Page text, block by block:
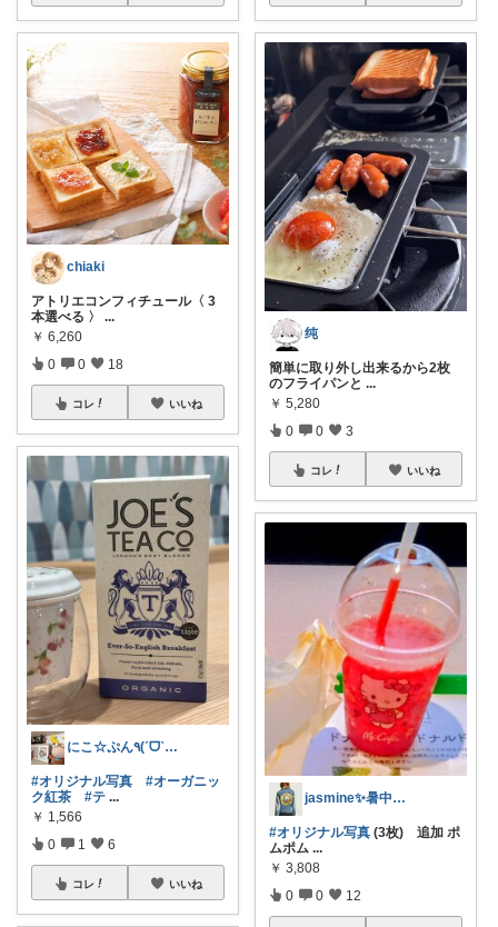
chiaki
アトリエコンフィチュール〈 3
本選べる 〉
...
￥ 6,260
0 0 18
コレ いいね
にこ☆ぷん٩(ˊᗜˋ*)و
#オリジナル写真
#オーガニッ
ク紅茶
#テ ...
￥ 1,566
0 1 6
コレ いいね
纯
簡単に取り外し出来るから2枚
のフライパンと ...
￥ 5,280
0 0 3
コレ いいね
jasmine✨暑中見舞(*ꆤ.̫ꆤ*)
#オリジナル写真 (3枚) 追加 ポ
ムポム ...
￥ 3,808
0 0 12